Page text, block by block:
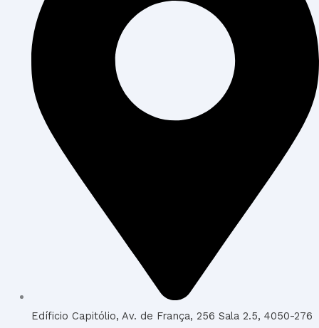
Edíficio Capitólio, Av. de França, 256 Sala 2.5, 4050-276